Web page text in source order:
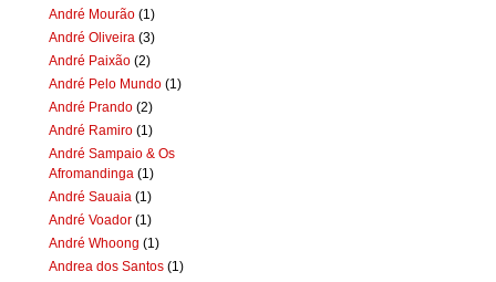
André Mourão (1)
André Oliveira (3)
André Paixão (2)
André Pelo Mundo (1)
André Prando (2)
André Ramiro (1)
André Sampaio & Os
Afromandinga (1)
André Sauaia (1)
André Voador (1)
André Whoong (1)
Andrea dos Santos (1)